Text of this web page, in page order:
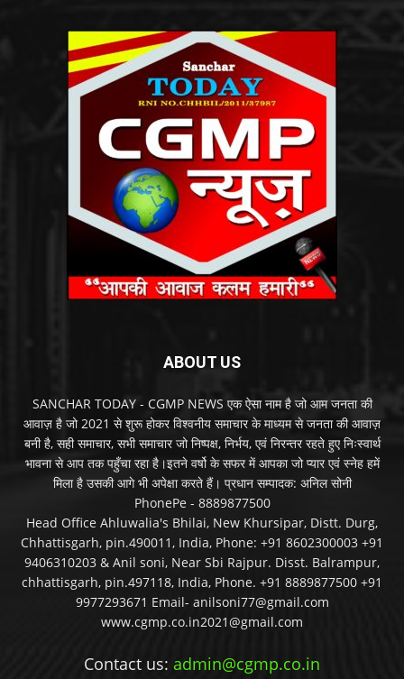
ABOUT US
SANCHAR TODAY - CGMP NEWS एक ऐसा नाम है जो आम जनता की
आवाज़ है जो 2021 से शुरू होकर विश्वनीय समाचार के माध्यम से जनता की आवाज़
बनी है, सही समाचार, सभी समाचार जो निष्पक्ष, निर्भय, एवं निरन्तर रहते हुए निःस्वार्थ
भावना से आप तक पहुँचा रहा है।इतने वर्षो के सफर में आपका जो प्यार एवं स्नेह हमें
मिला है उसकी आगे भी अपेक्षा करते हैं। प्रधान सम्पादक: अनिल सोनी
PhonePe - 8889877500
Head Office Ahluwalia's Bhilai, New Khursipar, Distt. Durg,
Chhattisgarh, pin.490011, India, Phone: +91 8602300003 +91
9406310203 & Anil soni, Near Sbi Rajpur. Disst. Balrampur,
chhattisgarh, pin.497118, India, Phone. +91 8889877500 +91
9977293671 Email- anilsoni77@gmail.com
www.cgmp.co.in2021@gmail.com
Contact us: admin@cgmp.co.in